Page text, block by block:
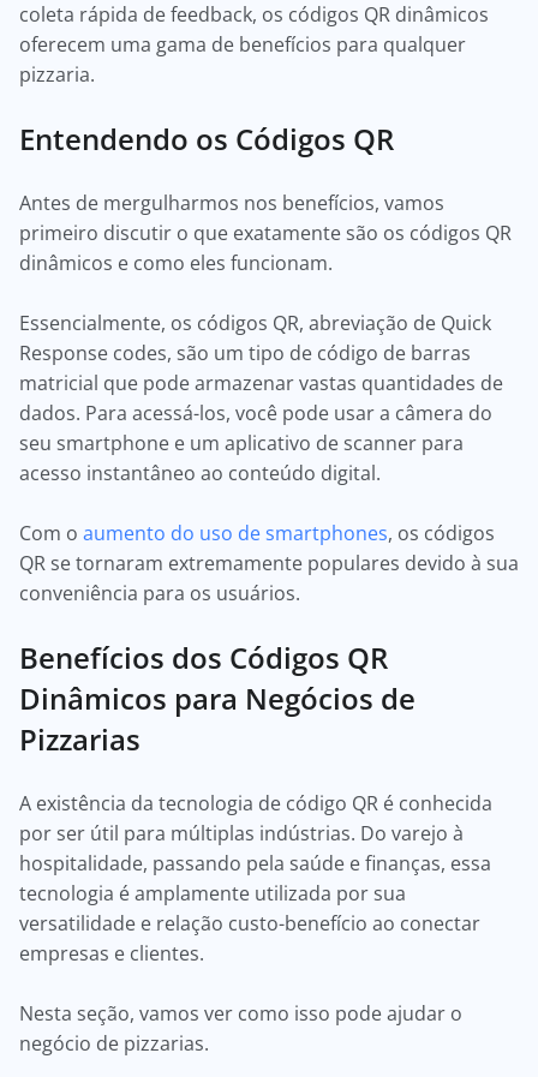
coleta rápida de feedback, os códigos QR dinâmicos
oferecem uma gama de benefícios para qualquer
pizzaria.
Entendendo os Códigos QR
Antes de mergulharmos nos benefícios, vamos
primeiro discutir o que exatamente são os códigos QR
dinâmicos e como eles funcionam.
Essencialmente, os códigos QR, abreviação de Quick
Response codes, são um tipo de código de barras
matricial que pode armazenar vastas quantidades de
dados. Para acessá-los, você pode usar a câmera do
seu smartphone e um aplicativo de scanner para
acesso instantâneo ao conteúdo digital.
Com o aumento do uso de smartphones, os códigos
QR se tornaram extremamente populares devido à sua
conveniência para os usuários.
Benefícios dos Códigos QR
Dinâmicos para Negócios de
Pizzarias
A existência da tecnologia de código QR é conhecida
por ser útil para múltiplas indústrias. Do varejo à
hospitalidade, passando pela saúde e finanças, essa
tecnologia é amplamente utilizada por sua
versatilidade e relação custo-benefício ao conectar
empresas e clientes.
Nesta seção, vamos ver como isso pode ajudar o
negócio de pizzarias.